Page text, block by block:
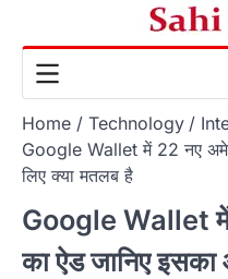
content
Home Technology
Google Wallet में 22 नए
लिए क्या मतलब है
Google Wallet में
का ऐड जानिए